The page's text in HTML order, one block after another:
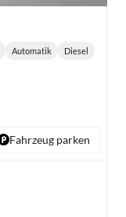
Getriebe:
Automatik
Kraftstoff:
Diesel
Fahrzeug parken